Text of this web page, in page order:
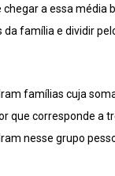
chegar a essa média
da família e dividir
famílias cuja
que corresponde a
nesse grupo